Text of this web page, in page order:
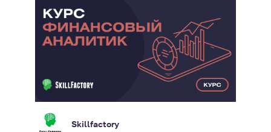
Skillfactory